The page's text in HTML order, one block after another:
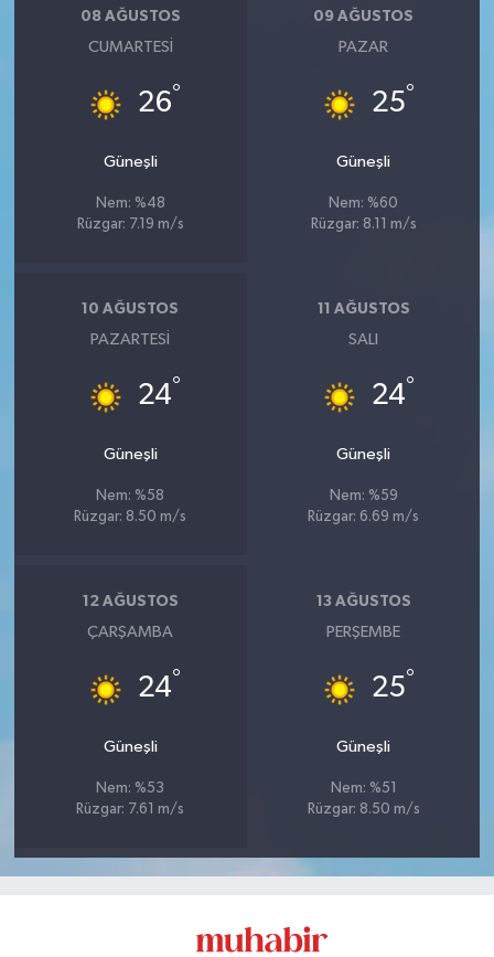
08 AĞUSTOS
CUMARTESI
26°
Güneşli
Nem: %48
Rüzgar: 7.19 m/s
09 AĞUSTOS
PAZAR
25°
Güneşli
Nem: %60
Rüzgar: 8.11 m/s
10 AĞUSTOS
PAZARTESI
24°
Güneşli
Nem: %58
Rüzgar: 8.50 m/s
11 AĞUSTOS
SALI
24°
Güneşli
Nem: %59
Rüzgar: 6.69 m/s
12 AĞUSTOS
ÇARŞAMBA
24°
Güneşli
Nem: %53
Rüzgar: 7.61 m/s
13 AĞUSTOS
PERŞEMBE
25°
Güneşli
Nem: %51
Rüzgar: 8.50 m/s